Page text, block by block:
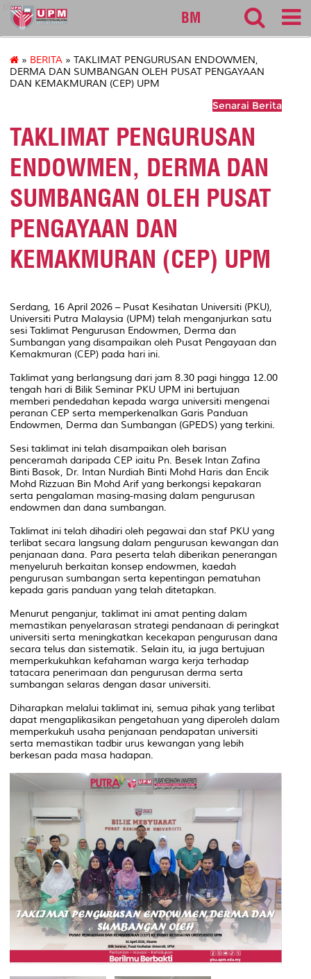
pku
BM
» BERITA » TAKLIMAT PENGURUSAN ENDOWMEN,
DERMA DAN SUMBANGAN OLEH PUSAT PENGAYAAN
DAN KEMAKMURAN (CEP) UPM
Senarai Berita
TAKLIMAT PENGURUSAN
ENDOWMEN, DERMA DAN
SUMBANGAN OLEH PUSAT
PENGAYAAN DAN
KEMAKMURAN (CEP) UPM
Serdang, 16 April 2026 – Pusat Kesihatan Universiti (PKU),
Universiti Putra Malaysia (UPM) telah menganjurkan satu
sesi Taklimat Pengurusan Endowmen, Derma dan
Sumbangan yang disampaikan oleh Pusat Pengayaan dan
Kemakmuran (CEP) pada hari ini.
Taklimat yang berlangsung dari jam 8.30 pagi hingga 12.00
tengah hari di Bilik Seminar PKU UPM ini bertujuan
memberi pendedahan kepada warga universiti mengenai
peranan CEP serta memperkenalkan Garis Panduan
Endowmen, Derma dan Sumbangan (GPEDS) yang terkini.
Sesi taklimat ini telah disampaikan oleh barisan
penceramah daripada CEP iaitu Pn. Besek Intan Zafina
Binti Basok, Dr. Intan Nurdiah Binti Mohd Haris dan Encik
Mohd Rizzuan Bin Mohd Arif yang berkongsi kepakaran
serta pengalaman masing-masing dalam pengurusan
endowmen dan dana sumbangan.
Taklimat ini telah dihadiri oleh pegawai dan staf PKU yang
terlibat secara langsung dalam pengurusan kewangan dan
penjanaan dana. Para peserta telah diberikan penerangan
menyeluruh berkaitan konsep endowmen, kaedah
pengurusan sumbangan serta kepentingan pematuhan
kepada garis panduan yang telah ditetapkan.
Menurut penganjur, taklimat ini amat penting dalam
memastikan penyelarasan strategi pendanaan di peringkat
universiti serta meningkatkan kecekapan pengurusan dana
secara telus dan sistematik. Selain itu, ia juga bertujuan
memperkukuhkan kefahaman warga kerja terhadap
tatacara penerimaan dan pengurusan derma serta
sumbangan selaras dengan dasar universiti.
Diharapkan melalui taklimat ini, semua pihak yang terlibat
dapat mengaplikasikan pengetahuan yang diperoleh dalam
memperkukuh usaha penjanaan pendapatan universiti
serta memastikan tadbir urus kewangan yang lebih
berkesan pada masa hadapan.